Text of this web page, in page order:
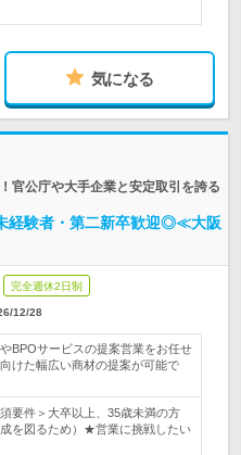
気になる
官公庁や大手企業と安定取引を誇る
経験者・第二新卒歓迎◎≪大阪
完全週休2日制
12/28
BPOサービスの提案営業をお任せ
けた幅広い商材の提案が可能で
要件＞大卒以上、35歳未満の方
を図るため）★営業に挑戦したい